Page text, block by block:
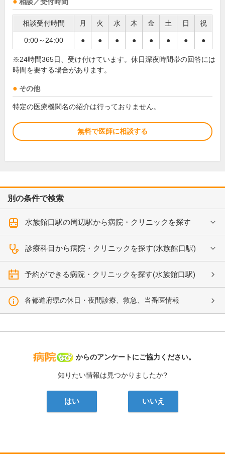
相談／受付時間
相談受付時間 月 火 水 木 金 土 日 祝
0:00～24:00 ● ● ● ● ● ● ● ●
※24時間365日、受け付けています。休日深夜時間帯の回答には
時間を要する場合があります。
その他
特定の医療機関名の紹介は行っておりません。
無料で医師に相談する
別の条件で検索
水族館口駅の周辺駅から病院・クリニックを探す
診療科目から病院・クリニックを探す(水族館口駅)
予約ができる病院・クリニックを探す(水族館口駅)
各都道府県の休日・夜間診療、救急、当番医情報
病院なび
からのアンケートにご協力ください。
知りたい情報は見つかりましたか?
はい いいえ